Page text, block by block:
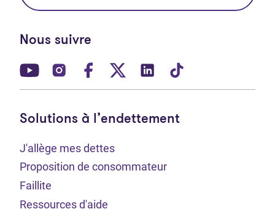
Nous suivre
(Ouvre dans un nouvel onglet)
(Ouvre dans un nouvel onglet)
(Ouvre dans un nouvel onglet)
(Ouvre dans un nouvel
(Ouvre dans un
Solutions à l’endettement
J'allège mes dettes
Proposition de consommateur
Faillite
Ressources d'aide